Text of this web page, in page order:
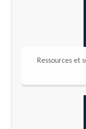
Ressources et